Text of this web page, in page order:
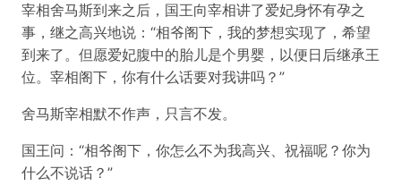
宰相舍马斯到来之后，国王向宰相讲了爱妃身怀有孕之
事，继之高兴地说：“相爷阁下，我的梦想实现了，希望
到来了。但愿爱妃腹中的胎儿是个男婴，以便日后继承王
位。宰相阁下，你有什么话要对我讲吗？”
舍马斯宰相默不作声，只言不发。
国王问：“相爷阁下，你怎么不为我高兴、祝福呢？你为
什么不说话？”